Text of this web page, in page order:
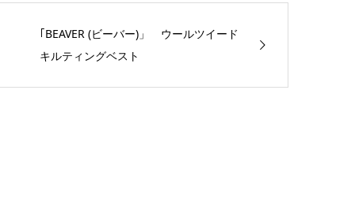
｢BEAVER (ビーバー)」 ウールツイード
キルティングベスト